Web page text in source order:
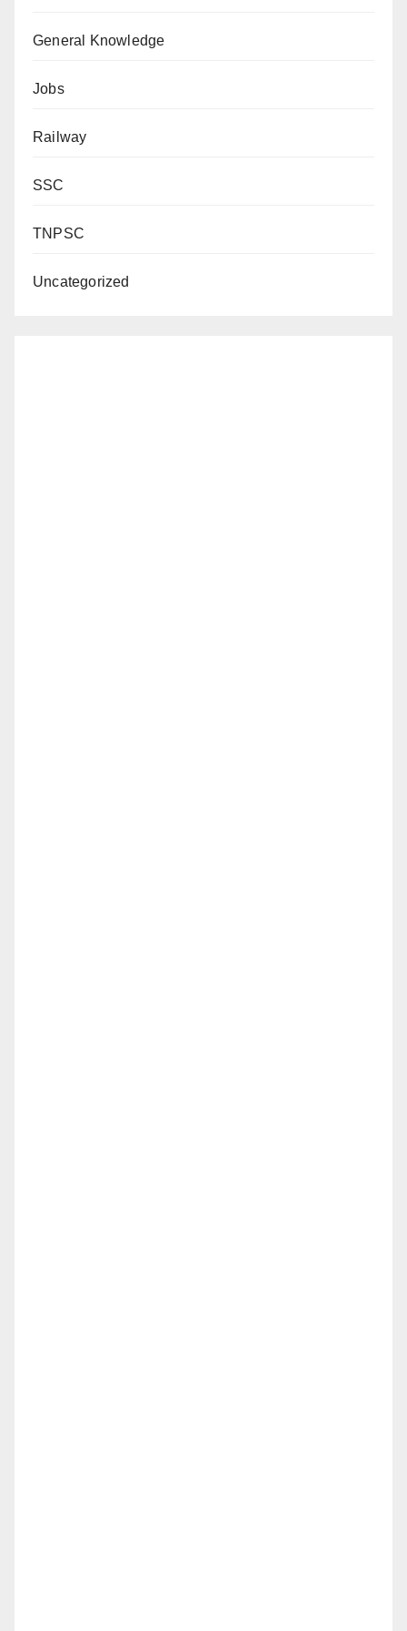
General Knowledge
Jobs
Railway
SSC
TNPSC
Uncategorized